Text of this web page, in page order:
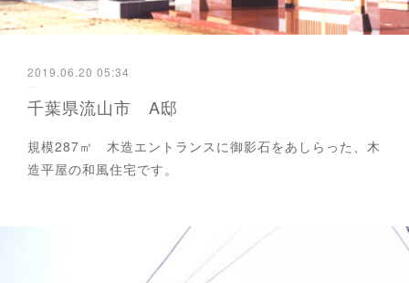
2019.06.20 05:34
千葉県流山市 A邸
規模287㎡ 木造エントランスに御影石をあしらった、木
造平屋の和風住宅です。